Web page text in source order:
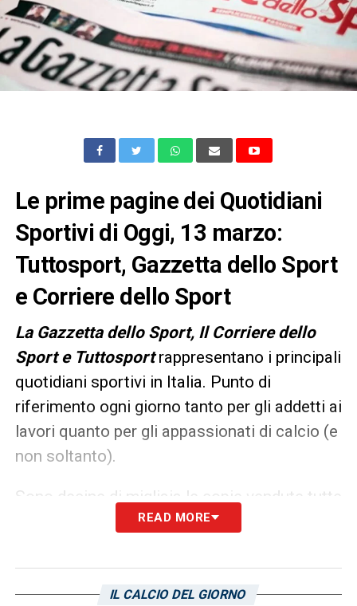
Le prime pagine dei Quotidiani
Sportivi di Oggi, 13 marzo:
Tuttosport, Gazzetta dello Sport
e Corriere dello Sport
La Gazzetta dello Sport, Il Corriere dello
Sport e Tuttosportrappresentano i principali
quotidiani sportivi in Italia. Punto di
riferimento ogni giorno tanto per gli addetti ai
lavori quanto per gli appassionati di calcio (e
non soltanto).
Sono decine di migliaia le copie vendute tutte
le mattine in edicola, ma un’anteprima dei
già dalla sera precedente. Ecco, allora, le
prime pagine deiQuotidiani Sportividi oggi
READ MORE
IL CALCIO DEL GIORNO